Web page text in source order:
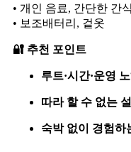
• 개인 음료, 간단한 간식
• 보조배터리, 겉옷
🔐 추천 포인트
루트·시간·운영
따라 할 수 없는
숙박 없이 경험하